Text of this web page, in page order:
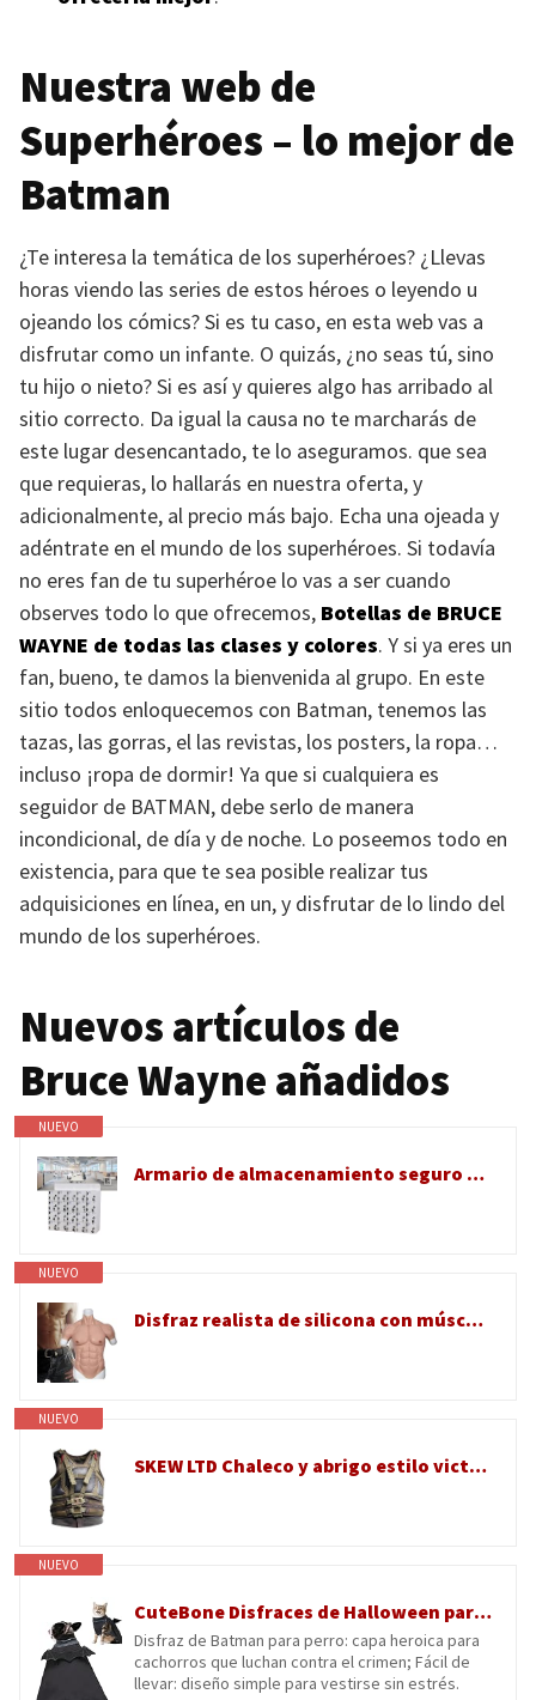
Nuestra web de
Superhéroes – lo mejor de
Batman
¿Te interesa la temática de los superhéroes? ¿Llevas
horas viendo las series de estos héroes o leyendo u
ojeando los cómics? Si es tu caso, en esta web vas a
disfrutar como un infante. O quizás, ¿no seas tú, sino
tu hijo o nieto? Si es así y quieres algo has arribado al
sitio correcto. Da igual la causa no te marcharás de
este lugar desencantado, te lo aseguramos. que sea
que requieras, lo hallarás en nuestra oferta, y
adicionalmente, al precio más bajo. Echa una ojeada y
adéntrate en el mundo de los superhéroes. Si todavía
no eres fan de tu superhéroe lo vas a ser cuando
observes todo lo que ofrecemos, Botellas de BRUCE
WAYNE de todas las clases y colores. Y si ya eres un
fan, bueno, te damos la bienvenida al grupo. En este
sitio todos enloquecemos con Batman, tenemos las
tazas, las gorras, el las revistas, los posters, la ropa…
incluso ¡ropa de dormir! Ya que si cualquiera es
seguidor de BATMAN, debe serlo de manera
incondicional, de día y de noche. Lo poseemos todo en
existencia, para que te sea posible realizar tus
adquisiciones en línea, en un, y disfrutar de lo lindo del
mundo de los superhéroes.
Nuevos artículos de
Bruce Wayne añadidos
NUEVO
Armario de almacenamiento seguro para teléfono con puertas de bloqueo para organización de oficina y aula
NUEVO
Disfraz realista de silicona con músculos falsos, sin simulación de aceite, traje de cuerpo para fiesta de Halloween
NUEVO
SKEW LTD Chaleco y abrigo estilo victoriano gótico para hombre, disfraz de cosplay InspiBrown de la película
NUEVO
CuteBone Disfraces de Halloween para perros pequeños, medianos y grandes, trajes de cosplay de Batman para mascotas, lindo disfraz de cachorro para fiesta de Halloween, disfraces, sesiones de fotos
Disfraz de Batman para perro: capa heroica para
cachorros que luchan contra el crimen; Fácil de
llevar: diseño simple para vestirse sin estrés.